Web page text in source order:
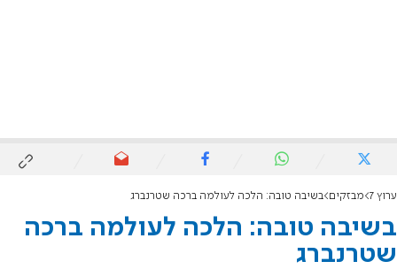
ערוץ 7 מבזקים בשיבה טובה: הלכה לעולמה ברכה שטרנברג
בשיבה טובה: הלכה לעולמה ברכה
שטרנברג